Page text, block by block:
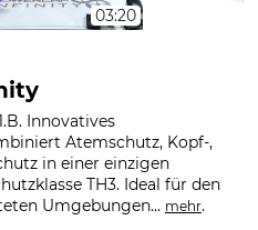
03:20
Innovatives
Atemschutz, Kopf-,
in einer einzigen
TH3. Ideal für den
Umgebungen... mehr.